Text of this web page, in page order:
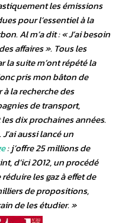
les émissions
pour l’essentiel à la
Al m’a dit : « J’ai besoin
affaires ». Tous les
la suite m’ont répété la
pris mon bâton de
à la recherche des
de transport,
dix prochaines années.
aussi lancé un
: j’offre 25 millions de
d’ici 2012, un procédé
les gaz à effet de
de propositions,
de les étudier. »